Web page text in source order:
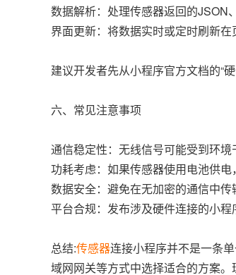
数据解析：处理传感器返回的JSON
界面更新：将数据实时或定时刷新在
建议开发者先从小程序官方文档的“
六、常见注意事项
通信稳定性：无线信号可能受到环境
功耗考虑：如果传感器使用电池供
数据安全：避免在无加密的通信中传
平台合规：发布涉及硬件连接的小
总结:传感器连接小程序并不是一条
域网网关等方式中选择适合的方案